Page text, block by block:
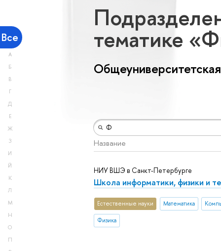
Все
А
Б
В
Г
Д
Е
Ж
З
И
Й
К
Л
М
Н
О
П
тематике
Название
НИУ ВШЭ в Санкт-Петербурге
Школа информатики, физики и
Естественные науки Математика
Физика